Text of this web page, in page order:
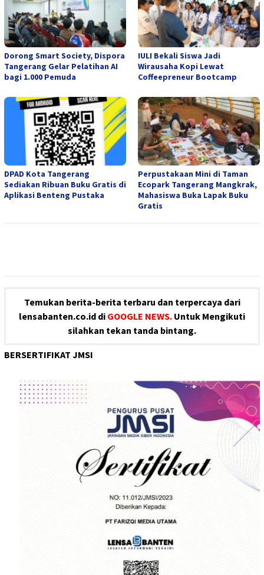
Dorong Smart Society, Dispora
Tangerang Gelar Pelatihan AI
bagi 1.000 Pemuda
IULI Bekali Siswa Jadi
Wirausaha Kopi Lewat
Coffeepreneur Bootcamp
DPAD Kota Tangerang
Sediakan Ribuan Buku Gratis di
Aplikasi Benteng Pustaka
Perpustakaan Mini di Taman
Ecopark Tangerang Mangkrak,
Mahasiswa Buka Lapak Buku
Gratis
Temukan berita-berita terbaru dan terpercaya dari
lensabanten.co.id di GOOGLE NEWS. Untuk Mengikuti
silahkan tekan tanda bintang.
BERSERTIFIKAT JMSI